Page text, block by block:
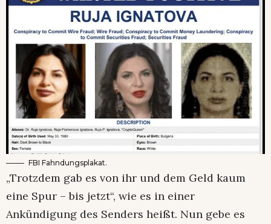
FBI Fahndungsplakat.
„Trotzdem gab es von ihr und dem Geld kaum
eine Spur – bis jetzt“, wie es in einer
Ankündigung des Senders heißt. Nun gebe es